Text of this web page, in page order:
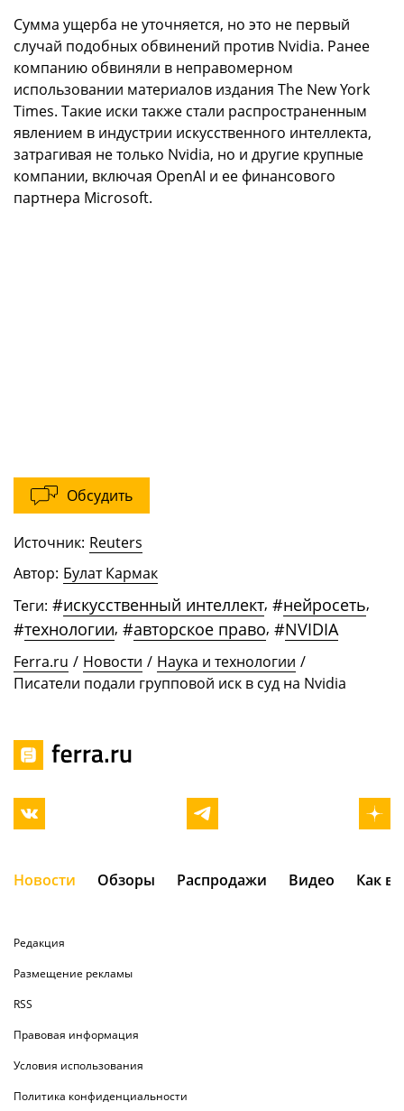
Сумма ущерба не уточняется, но это не первый
случай подобных обвинений против Nvidia. Ранее
компанию обвиняли в неправомерном
использовании материалов издания The New York
Times. Такие иски также стали распространенным
явлением в индустрии искусственного интеллекта,
затрагивая не только Nvidia, но и другие крупные
компании, включая OpenAI и ее финансового
партнера Microsoft.
Обсудить
Источник: Reuters
Автор: Булат Кармак
Теги: #искусственный интеллект, #нейросеть,
#технологии, #авторское право, #NVIDIA
Ferra.ru / Новости / Наука и технологии /
Писатели подали групповой иск в суд на Nvidia
Новости Обзоры Распродажи Видео Как
Редакция
Размещение рекламы
RSS
Правовая информация
Условия использования
Политика конфиденциальности